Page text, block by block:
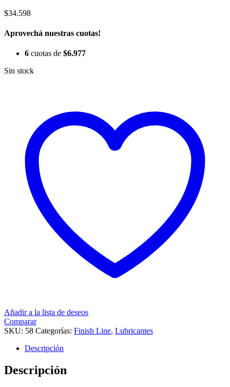
$34.598
Aprovechá nuestras cuotas!
6 cuotas de $6.977
Sin stock
Añadir a la lista de deseos
Comparar
SKU: 58 Categorías: Finish Line, Lubricantes
Descripción
Descripción